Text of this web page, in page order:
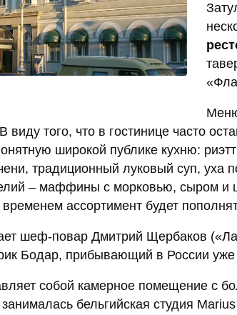
виду того, что в гостинице часто
широкой публике кухню:
традиционный луковый суп, уха
– маффины с морковью, сыром и
ассортимент будет
шеф-повар Дмитрий Щербаков
Бодар, прибывающий в России уже
собой камерное помещение с
бельгийская студия